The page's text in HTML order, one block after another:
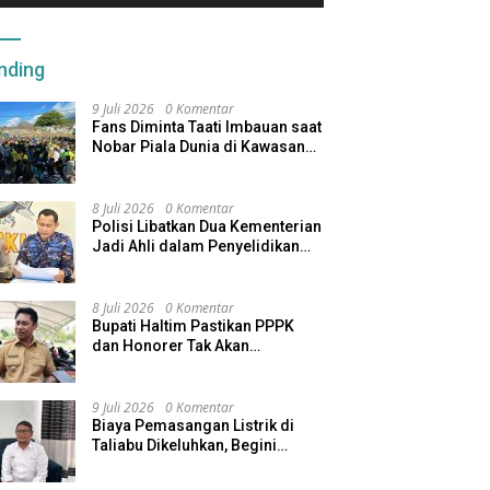
9 Juli 2026 0 Komentar
Fans Diminta Taati Imbauan saat
Nobar Piala Dunia di Kawasan
8 Juli 2026 0 Komentar
Polisi Libatkan Dua Kementerian
Jadi Ahli dalam Penyelidikan
8 Juli 2026 0 Komentar
Bupati Haltim Pastikan PPPK
dan Honorer Tak Akan
9 Juli 2026 0 Komentar
Biaya Pemasangan Listrik di
Taliabu Dikeluhkan, Begini